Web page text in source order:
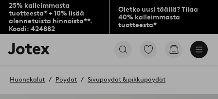
25% kalleimmasta
tuotteesta* + 10% lisää
alennetuista hinnoista**.
Koodi: 424882
Oletko uusi täällä? Tilaa
40% kalleimmasta
tuotteesta*
Jotex-
logo
aloitussivulle
Siirry
Siirry
Huonekalut Pöydät Sivupöydät & pikkupöydät